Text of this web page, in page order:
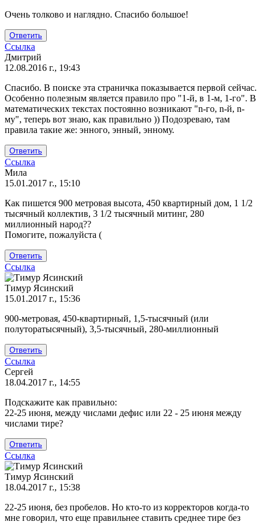
Очень толково и наглядно. Спасибо большое!
Ответить
Ссылка
Дмитрий
12.08.2016 г., 19:43
Спасибо. В поиске эта страничка показывается первой сейчас.
Особенно полезным является правило про "1-й, в 1-м, 1-го". В
математических текстах постоянно возникают "n-го, n-й, n-
му", теперь вот знаю, как правильно )) Подозреваю, там
правила такие же: энного, энный, энному.
Ответить
Ссылка
Мила
15.01.2017 г., 15:10
Как пишется 900 метровая высота, 450 квартирный дом, 1 1/2
тысячный коллектив, 3 1/2 тысячный митинг, 280
миллионный народ??
Помогите, пожалуйста (
Ответить
Ссылка
Тимур Ясинский
15.01.2017 г., 15:36
Ответ
на
пишется
900
метровая
от
900-метровая, 450-квартирный, 1,5-тысячный (или
полуторатысячный), 3,5-тысячный, 280-миллионный
Ответить
Ссылка
Сергей
18.04.2017 г., 14:55
Подскажите как правильно:
22-25 июня, между числами дефис или 22 - 25 июня между
числами тире?
Ответить
Ссылка
Тимур Ясинский
18.04.2017 г., 15:38
Ответ
на
22-25 июня, без пробелов. Но кто-то из корректоров когда-то
мне говорил, что еще правильнее ставить среднее тире без